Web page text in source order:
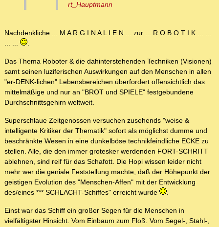
rt_Hauptmann
Nachdenkliche ... M A R G I N A L I E N ... zur ... R O B O T I K ... ...
... ...
.
Das Thema Roboter & die dahinterstehenden Techniken (Visionen)
samt seinen luziferischen Auswirkungen auf den Menschen in allen
"er-DENK-lichen" Lebensbereichen überfordert offensichtlich das
mittelmäßige und nur an "BROT und SPIELE" festgebundene
Durchschnittsgehirn weltweit.
Superschlaue Zeitgenossen versuchen zusehends "weise &
intelligente Kritiker der Thematik" sofort als möglichst dumme und
beschränkte Wesen in eine dunkelböse technikfeindliche ECKE zu
stellen. Alle, die den immer grotesker werdenden FORT-SCHRITT
ablehnen, sind reif für das Schafott. Die Hopi wissen leider nicht
mehr wer die geniale Feststellung machte, daß der Höhepunkt der
geistigen Evolution des "Menschen-Affen" mit der Entwicklung
des/eines *** SCHLACHT-Schiffes" erreicht wurde
.
Einst war das Schiff ein großer Segen für die Menschen in
vielfältigster Hinsicht. Vom Einbaum zum Floß. Vom Segel-, Stahl-,